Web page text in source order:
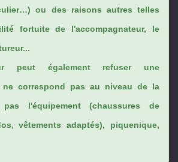
ou des raisons autres telles
fortuite de l'accompagnateur, le
peut également refuser une
correspond pas au niveau de la
l'équipement (chaussures de
vêtements adaptés), piquenique,